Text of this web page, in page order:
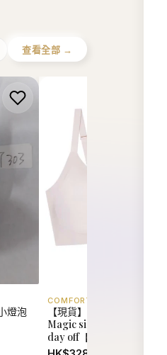
查看全部 →
燈泡
COMFORT LAB
【現貨】韓國 Comfort Lab
Magic size bralette on your
day off【LL066】